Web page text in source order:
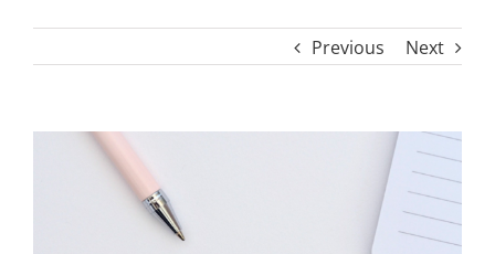
Previous Next